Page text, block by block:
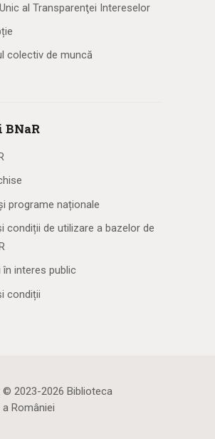
al Transparenţei Intereselor
colectiv de muncă
programe naționale
condiții de utilizare a bazelor de
interes public
condiții
© 2023-2026 Biblioteca
României